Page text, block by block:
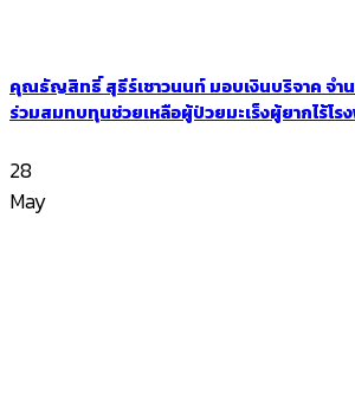
คุณธัญสิทธิ์ สุธีร์เชาวนนท์ มอบเงินบริจาค จำ
ร่วมสมทบทุนช่วยเหลือผู้ป่วยมะเร็งผู้ยากไร้โร
28
May